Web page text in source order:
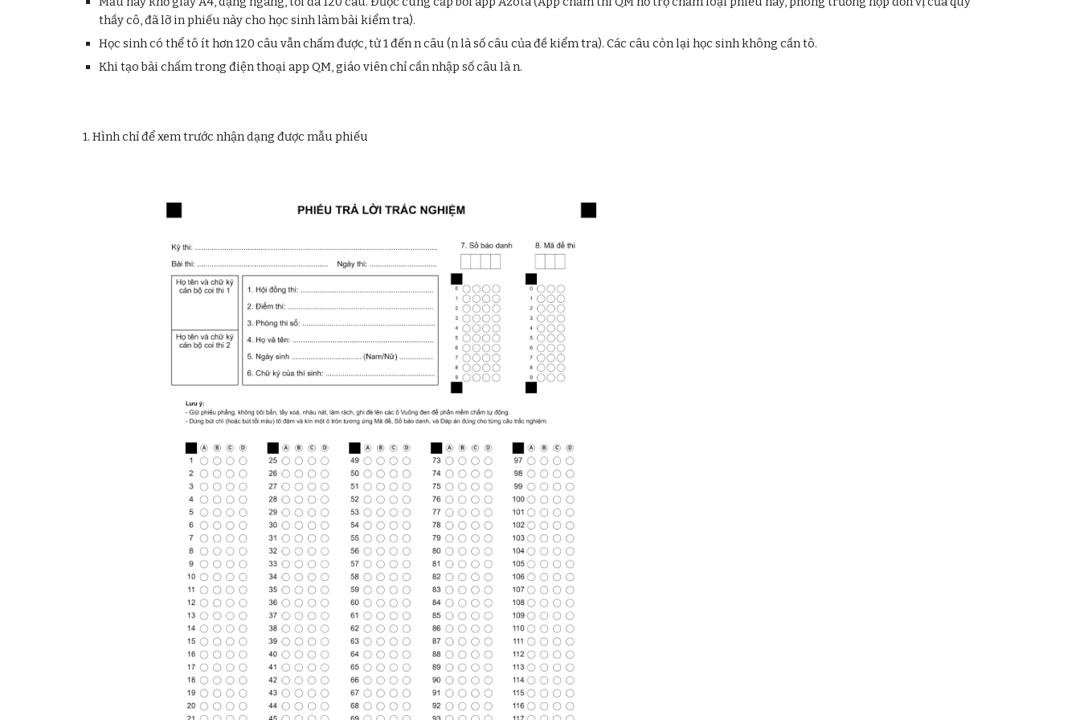
thầy cô, đã lỡ in phiếu này cho học sinh làm bài kiểm tra).
Học sinh có thể tô ít hơn120 câu vẫn chấm được, từ 1 đến n câu (n là số câu của đề kiểm tra). Các câu còn lại học sinh không cần tô.
Khi tạo bài chấm trong điện thoại app QM, giáo viên chỉ cần nhập số câu là n.
1. Hình chỉ để xem trước nhận dạng được mẫu phiếu